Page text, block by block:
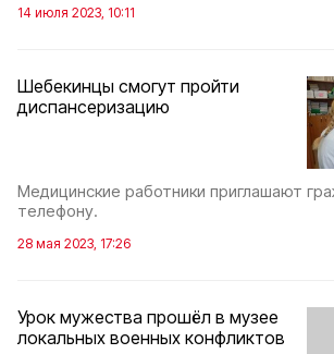
14 июля 2023, 10:11
Шебекинцы смогут пройти
диспансеризацию
Медицинские работники приглашают
телефону.
28 мая 2023, 17:26
Урок мужества прошёл в музее
локальных военных конфликтов